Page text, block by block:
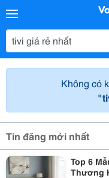
Không có
Tin đăng mới nhất
Top 6
Thương